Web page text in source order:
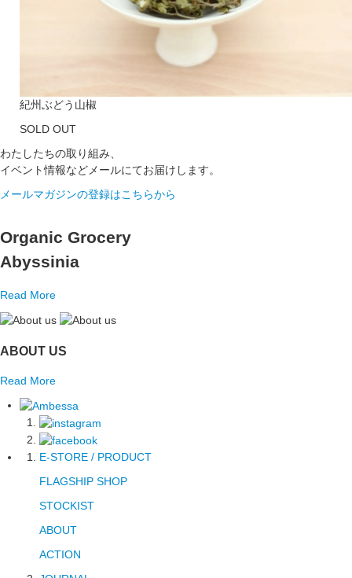
紀州ぶどう山椒
SOLD OUT
わたしたちの取り組み、
イベント情報などメールにてお届けします。
メールマガジンの登録はこちらから
Organic Grocery
Abyssinia
Read More
ABOUT US
Read More
E-STORE / PRODUCT
FLAGSHIP SHOP
STOCKIST
ABOUT
ACTION